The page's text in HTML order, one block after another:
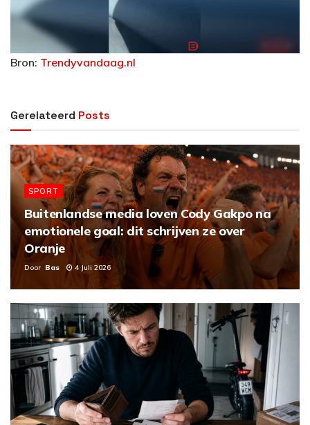
a
i
d
e
o
Bron: Trendyvandaag.nl
Gerelateerd Posts
SPORT
Buitenlandse media loven Cody Gakpo na
emotionele goal: dit schrijven ze over
Oranje
Door Bas 4 Juli 2026